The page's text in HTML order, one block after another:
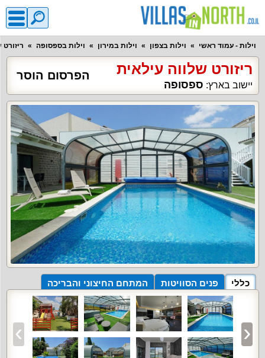
וילות - עמוד ראשי וילות בצפון וילות במירון וילות בספסופה
ריזורט שלווה עילאית
יישוב בארץ: ספסופה
הפרסום הוסר
כללי פנים הסוויטות המתחם החיצוני והבריכה